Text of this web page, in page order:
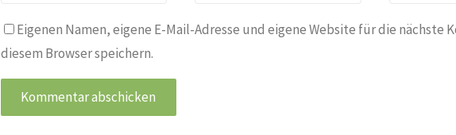
Eigenen Namen, eigene E-Mail-Adresse und eigene Website für die nächste
diesem Browser speichern.